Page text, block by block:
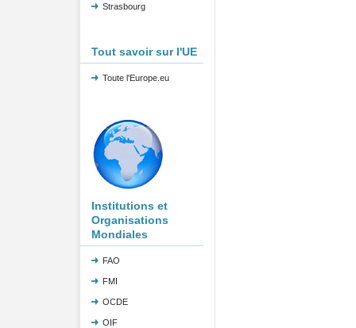
Strasbourg
Tout savoir sur l'UE
Toute l'Europe.eu
Institutions et
Organisations
Mondiales
FAO
FMI
OCDE
OIF